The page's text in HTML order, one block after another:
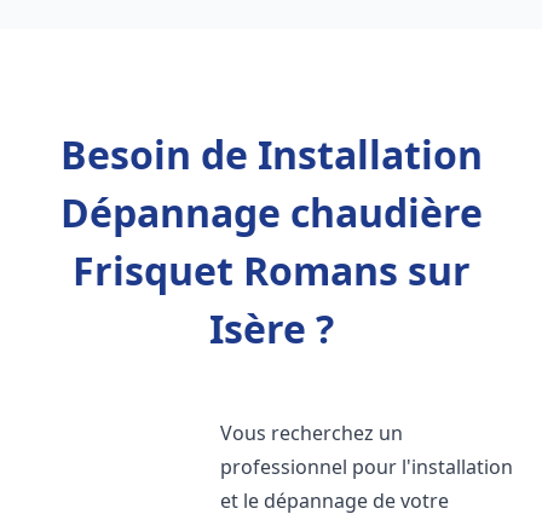
Besoin de Installation
Dépannage chaudière
Frisquet Romans sur
Isère ?
Vous recherchez un
professionnel pour l'installation
et le dépannage de votre